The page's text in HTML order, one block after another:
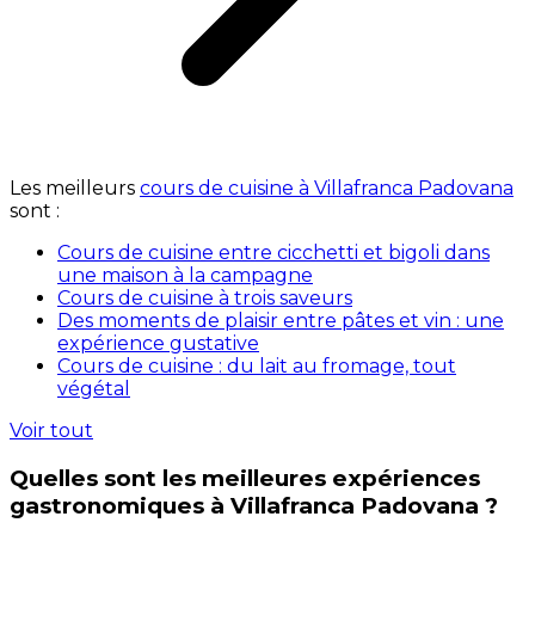
Les meilleurs cours de cuisine à Villafranca Padovana
sont :
Cours de cuisine entre cicchetti et bigoli dans
une maison à la campagne
Cours de cuisine à trois saveurs
Des moments de plaisir entre pâtes et vin : une
expérience gustative
Cours de cuisine : du lait au fromage, tout
végétal
Voir tout
Quelles sont les meilleures expériences
gastronomiques à Villafranca Padovana ?